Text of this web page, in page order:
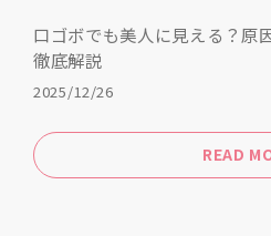
口ゴボでも美人に見える？原
徹底解説
2025/12/26
READ